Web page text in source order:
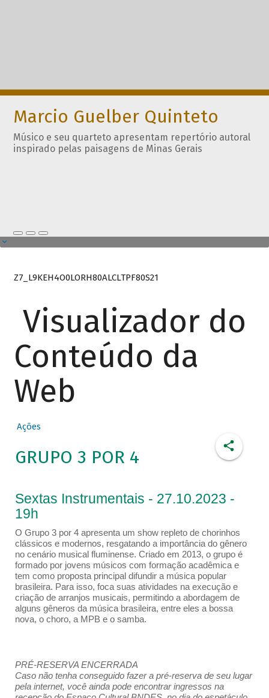
Marcio Guelber Quinteto
Músico e seu quarteto apresentam repertório autoral
inspirado pelas paisagens de Minas Gerais
Z7_L9KEH4O0LORH80ALCLTPF80S21
Visualizador do
Conteúdo da
Web
Ações
GRUPO 3 POR 4
Sextas Instrumentais - 27.10.2023 -
19h
O Grupo 3 por 4 apresenta um show repleto de chorinhos
clássicos e modernos, resgatando a importância do gênero
no cenário musical fluminense. Criado em 2013, o grupo é
formado por jovens músicos com formação acadêmica e
tem como proposta principal difundir a música popular
brasileira. Para isso, foca suas atividades na execução e
criação de arranjos musicais, permitindo a abordagem de
alguns gêneros da música brasileira, entre eles a bossa
nova, o choro, a MPB e o samba.
PRÉ-RESERVA ENCERRADA
Caso não tenha conseguido fazer a pré-reserva de seu lugar
pela internet, você ainda pode encontrar ingressos na